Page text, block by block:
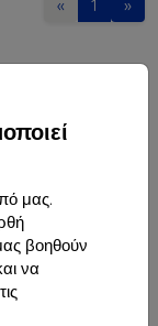
μας.
βοηθούν
να
« 1 »